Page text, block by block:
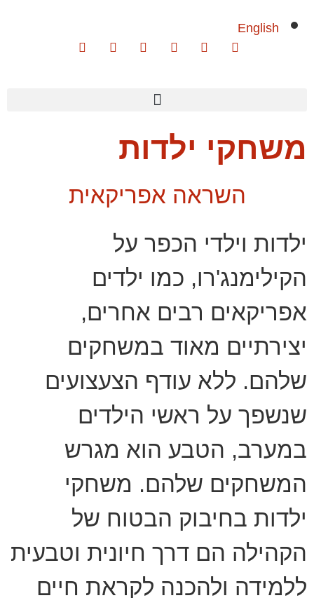
English
משחקי ילדות
השראה אפריקאית
ילדות וילדי הכפר על
הקילימנג'רו, כמו ילדים
אפריקאים רבים אחרים,
יצירתיים מאוד במשחקים
שלהם. ללא עודף הצעצועים
שנשפך על ראשי הילדים
במערב, הטבע הוא מגרש
המשחקים שלהם. משחקי
ילדות בחיבוק הבטוח של
הקהילה הם דרך חיונית וטבעית
ללמידה ולהכנה לקראת חיים